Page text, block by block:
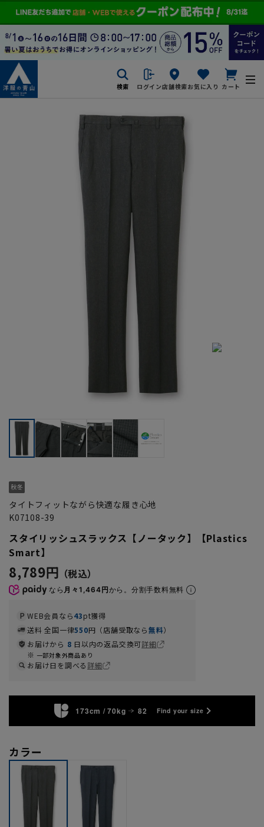
検索 ログイン店舗検索お気に入り カート
タイトフィットながら快適な履き心地
K07108-39
スタイリッシュスラックス【ノータック】【Plastics
Smart】
8,789円
なら 月々1,464円から。分割手数料無料
WEB会員なら43pt獲得
送料 全国一律550円（店舗受取なら無料）
お届けから 8 日以内の返品交換可詳細
一部対象外商品あり
お届け日を調べる詳細
173cm / 70kg 82 Find your size
カラー